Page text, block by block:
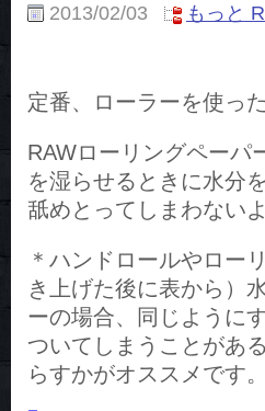
2013/02/03 もっと
定番、ローラーを使っ
RAWローリングペーパ
を湿らせるときに水分
舐めとってしまわない
＊ハンドロールやロー
き上げた後に表から）
ーの場合、同じように
ついてしまうことがあ
らすかがオススメです。